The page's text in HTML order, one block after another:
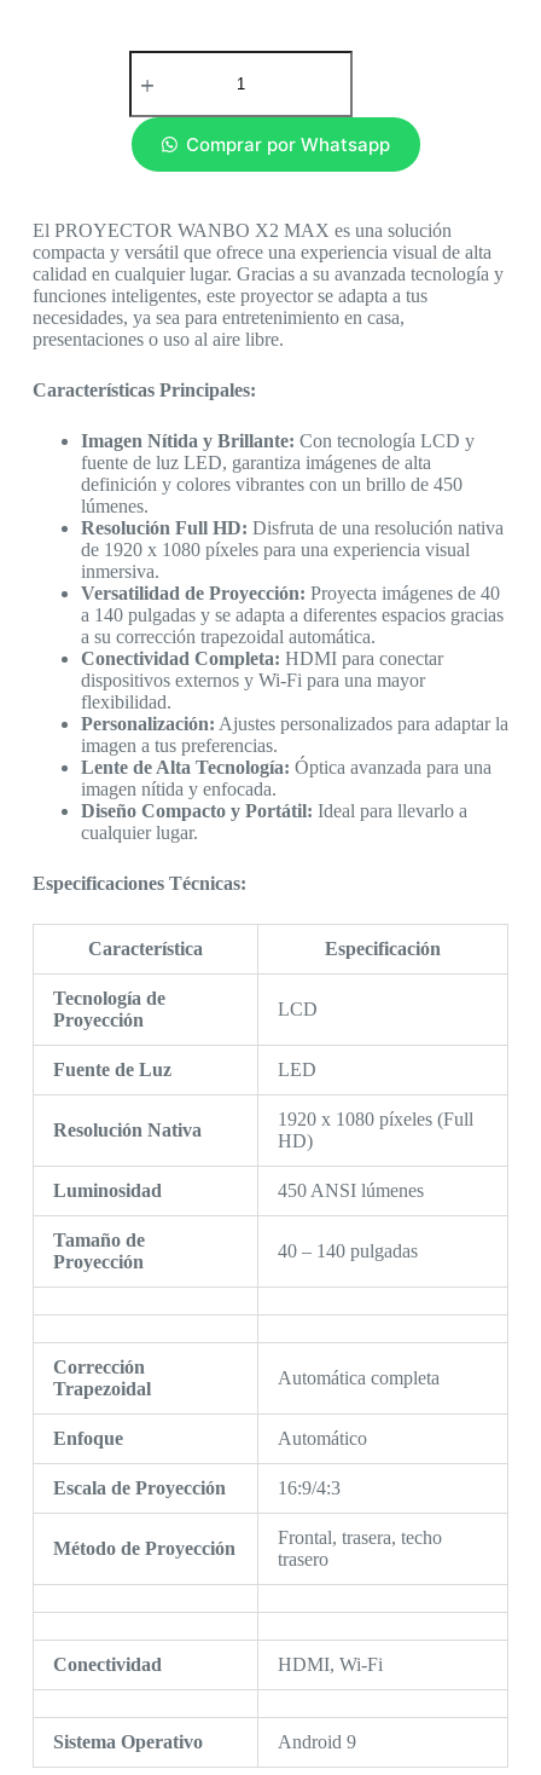
Comprar por Whatsapp
El PROYECTOR WANBO X2 MAX es una solución
compacta y versátil que ofrece una experiencia visual de alta
calidad en cualquier lugar. Gracias a su avanzada tecnología y
funciones inteligentes, este proyector se adapta a tus
necesidades, ya sea para entretenimiento en casa,
presentaciones o uso al aire libre.
Características Principales:
Imagen Nítida y Brillante: Con tecnología LCD y
fuente de luz LED, garantiza imágenes de alta
definición y colores vibrantes con un brillo de 450
lúmenes.
Resolución Full HD: Disfruta de una resolución nativa
de 1920 x 1080 píxeles para una experiencia visual
inmersiva.
Versatilidad de Proyección: Proyecta imágenes de 40
a 140 pulgadas y se adapta a diferentes espacios gracias
a su corrección trapezoidal automática.
Conectividad Completa: HDMI para conectar
dispositivos externos y Wi-Fi para una mayor
flexibilidad.
Personalización: Ajustes personalizados para adaptar la
imagen a tus preferencias.
Lente de Alta Tecnología: Óptica avanzada para una
imagen nítida y enfocada.
Diseño Compacto y Portátil: Ideal para llevarlo a
cualquier lugar.
Especificaciones Técnicas:
Característica Especificación
Tecnología de
Proyección
LCD
Fuente de Luz LED
Resolución Nativa
1920 x 1080 píxeles (Full
HD)
Luminosidad 450 ANSI lúmenes
Tamaño de
Proyección
40 – 140 pulgadas
Corrección
Trapezoidal
Automática completa
Enfoque Automático
Escala de Proyección 16:9/4:3
Método de Proyección
Frontal, trasera, techo
trasero
Conectividad HDMI, Wi-Fi
Sistema Operativo Android 9